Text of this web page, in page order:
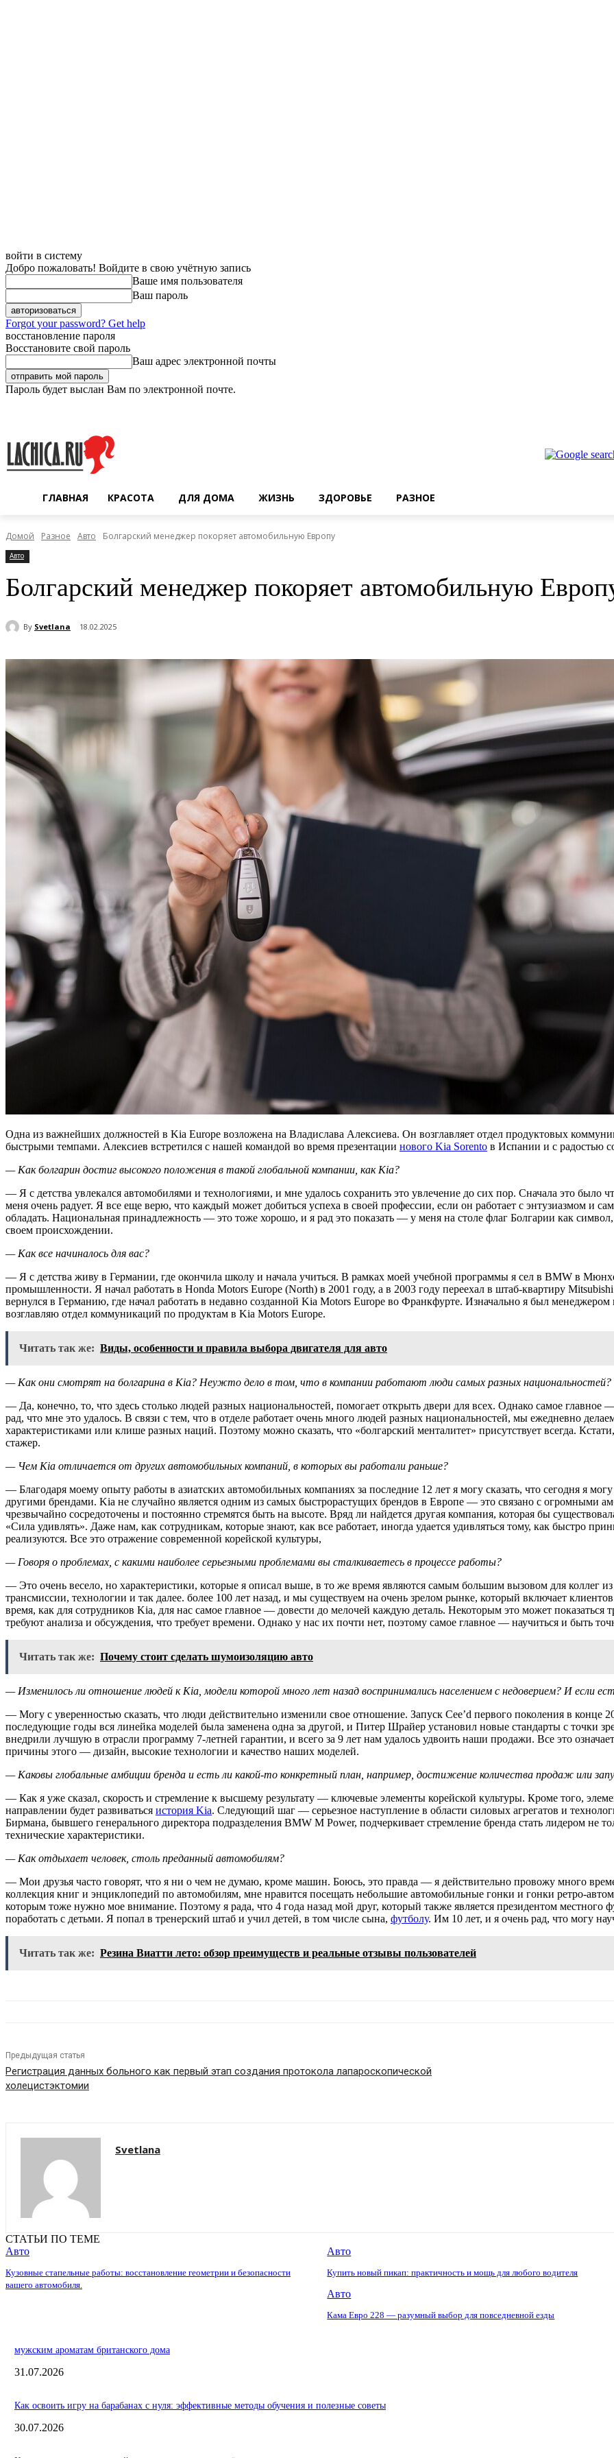
войти в систему
Добро пожаловать! Войдите в свою учётную запись
Ваше имя пользователя
Ваш пароль
Forgot your password? Get help
восстановление пароля
Восстановите свой пароль
Ваш адрес электронной почты
Пароль будет выслан Вам по электронной почте.
ГЛАВНАЯ КРАСОТА ДЛЯ ДОМА ЖИЗНЬ ЗДОРОВЬЕ РАЗНОЕ
Домой Разное Авто Болгарский менеджер покоряет автомобильную Европу
Авто
Болгарский менеджер покоряет автомобильную
By Svetlana 18.02.2025
Одна из важнейших должностей в Kia Europe возложена на Владислава Алексиева. Он возглавляет отдел продуктовых
быстрыми темпами. Алексиев встретился с нашей командой во время презентации нового Kia Sorento в Испании и с радостью
— Как болгарин достиг высокого положения в такой глобальной компании, как Kia?
— Я с детства увлекался автомобилями и технологиями, и мне удалось сохранить это увлечение до сих пор. Сначала это было
меня очень радует. Я все еще верю, что каждый может добиться успеха в своей профессии, если он работает с энтузиазмом и
обладать. Национальная принадлежность — это тоже хорошо, и я рад это показать — у меня на столе флаг Болгарии как
своем происхождении.
— Как все начиналось для вас?
— Я с детства живу в Германии, где окончила школу и начала учиться. В рамках моей учебной программы я сел в BMW в
промышленности. Я начал работать в Honda Motors Europe (North) в 2001 году, а в 2003 году переехал в штаб-квартиру
вернулся в Германию, где начал работать в недавно созданной Kia Motors Europe во Франкфурте. Изначально я был
возглавляю отдел коммуникаций по продуктам в Kia Motors Europe.
Читать так же: Виды, особенности и правила выбора двигателя для авто
— Как они смотрят на болгарина в Kia? Неужто дело в том, что в компании работают люди самых разных национальностей?
— Да, конечно, то, что здесь столько людей разных национальностей, помогает открыть двери для всех. Однако самое
рад, что мне это удалось. В связи с тем, что в отделе работает очень много людей разных национальностей, мы ежедневно
характеристиками или клише разных наций. Поэтому можно сказать, что «болгарский менталитет» присутствует всегда.
стажер.
— Чем Kia отличается от других автомобильных компаний, в которых вы работали раньше?
— Благодаря моему опыту работы в азиатских автомобильных компаниях за последние 12 лет я могу сказать, что сегодня я
другими брендами. Kia не случайно является одним из самых быстрорастущих брендов в Европе — это связано с огромными
чрезвычайно сосредоточены и постоянно стремятся быть на высоте. Вряд ли найдется другая компания, которая бы
«Сила удивлять». Даже нам, как сотрудникам, которые знают, как все работает, иногда удается удивляться тому, как быстро
реализуются. Все это отражение современной корейской культуры,
— Говоря о проблемах, с какими наиболее серьезными проблемами вы сталкиваетесь в процессе работы?
— Это очень весело, но характеристики, которые я описал выше, в то же время являются самым большим вызовом для коллег
трансмиссии, технологии и так далее. более 100 лет назад, и мы существуем на очень зрелом рынке, который включает
время, как для сотрудников Kia, для нас самое главное — довести до мелочей каждую деталь. Некоторым это может
требуют анализа и обсуждения, что требует времени. Однако у нас их почти нет, поэтому самое главное — научиться и быть
Читать так же: Почему стоит сделать шумоизоляцию авто
— Изменилось ли отношение людей к Kia, модели которой много лет назад воспринимались населением с недоверием? И если
— Могу с уверенностью сказать, что люди действительно изменили свое отношение. Запуск Cee’d первого поколения в конце
последующие годы вся линейка моделей была заменена одна за другой, и Питер Шрайер установил новые стандарты с точки
внедрили лучшую в отрасли программу 7-летней гарантии, и всего за 9 лет нам удалось удвоить наши продажи. Все это
причины этого — дизайн, высокие технологии и качество наших моделей.
— Каковы глобальные амбиции бренда и есть ли какой-то конкретный план, например, достижение количества продаж или
— Как я уже сказал, скорость и стремление к высшему результату — ключевые элементы корейской культуры. Кроме того,
направлении будет развиваться история Kia. Следующий шаг — серьезное наступление в области силовых агрегатов и
Бирмана, бывшего генерального директора подразделения BMW M Power, подчеркивает стремление бренда стать лидером не
технические характеристики.
— Как отдыхает человек, столь преданный автомобилям?
— Мои друзья часто говорят, что я ни о чем не думаю, кроме машин. Боюсь, это правда — я действительно провожу много
коллекция книг и энциклопедий по автомобилям, мне нравится посещать небольшие автомобильные гонки и гонки ретро-
которым тоже нужно мое внимание. Поэтому я рада, что 4 года назад мой друг, который также является президентом местного
поработать с детьми. Я попал в тренерский штаб и учил детей, в том числе сына, футболу. Им 10 лет, и я очень рад, что могу
Читать так же: Резина Виатти лето: обзор преимуществ и реальные отзывы пользователей
Предыдущая статья
Регистрация данных больного как первый этап создания протокола лапароскопической
холецистэктомии
Svetlana
СТАТЬИ ПО ТЕМЕ
Авто
Кузовные стапельные работы: восстановление геометрии и безопасности
вашего автомобиля.
Авто
Купить новый пикап: практичность и мощь для любого водителя
Авто
Кама Евро 228 — разумный выбор для повседневной езды
мужским ароматам британского дома
31.07.2026
Как освоить игру на барабанах с нуля: эффективные методы обучения и полезные советы
30.07.2026